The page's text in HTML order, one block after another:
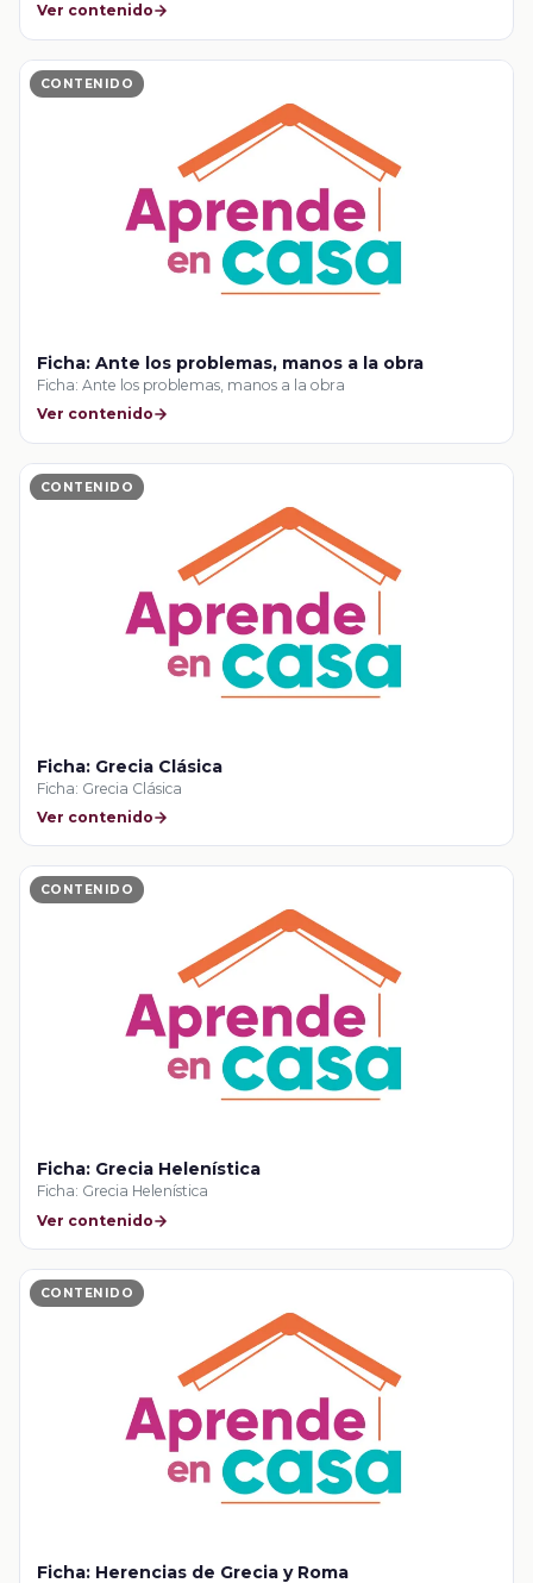
Ver contenido
CONTENIDO
Ficha: Ante los problemas, manos a la obra
Ficha: Ante los problemas, manos a la obra
Ver contenido
CONTENIDO
Ficha: Grecia Clásica
Ficha: Grecia Clásica
Ver contenido
CONTENIDO
Ficha: Grecia Helenística
Ficha: Grecia Helenística
Ver contenido
CONTENIDO
Ficha: Herencias de Grecia y Roma